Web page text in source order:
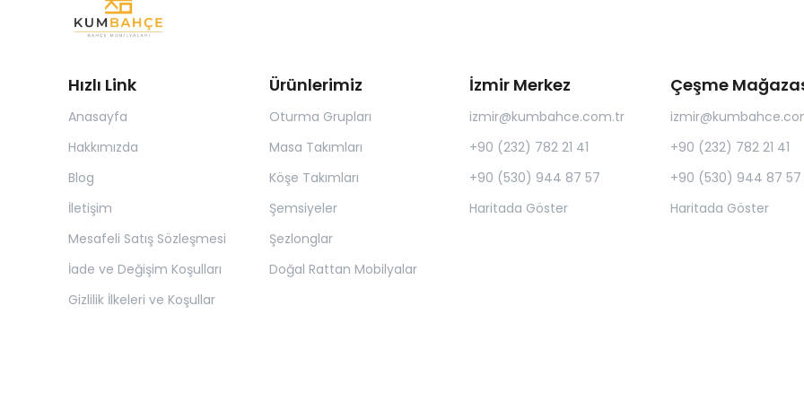
Hızlı Link
Anasayfa
Hakkımızda
Blog
İletişim
Mesafeli Satış Sözleşmesi
İade ve Değişim Koşulları
Gizlilik İlkeleri ve Koşullar
Ürünlerimiz
Oturma Grupları
Masa Takımları
Köşe Takımları
Şemsiyeler
Şezlonglar
Doğal Rattan Mobilyalar
İzmir Merkez
izmir@kumbahce.com.tr
+90 (232) 782 21 41
+90 (530) 944 87 57
Haritada Göster
Çeşme
+90 (232) 782 21 41
+90 (530) 944 87 57
Haritada Göster